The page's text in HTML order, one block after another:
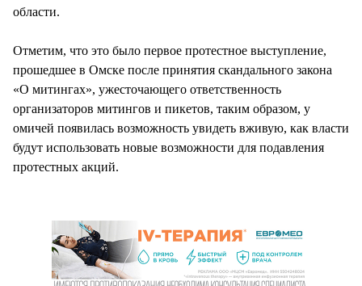
области.
Отметим, что это было первое протестное выступление,
прошедшее в Омске после принятия скандального закона
«О митингах», ужесточающего ответственность
организаторов митингов и пикетов, таким образом, у
омичей появилась возможность увидеть вживую, как власти
будут использовать новые возможности для подавления
протестных акций.